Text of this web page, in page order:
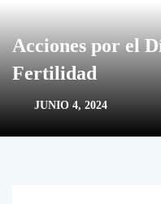
Acciones por el
Fertilidad
JUNIO 4, 2024